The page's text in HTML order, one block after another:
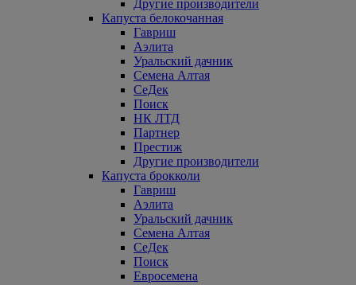
Другие производители
Капуста белокочанная
Гавриш
Аэлита
Уральский дачник
Семена Алтая
СеДек
Поиск
НК ЛТД
Партнер
Престиж
Другие производители
Капуста брокколи
Гавриш
Аэлита
Уральский дачник
Семена Алтая
СеДек
Поиск
Евросемена